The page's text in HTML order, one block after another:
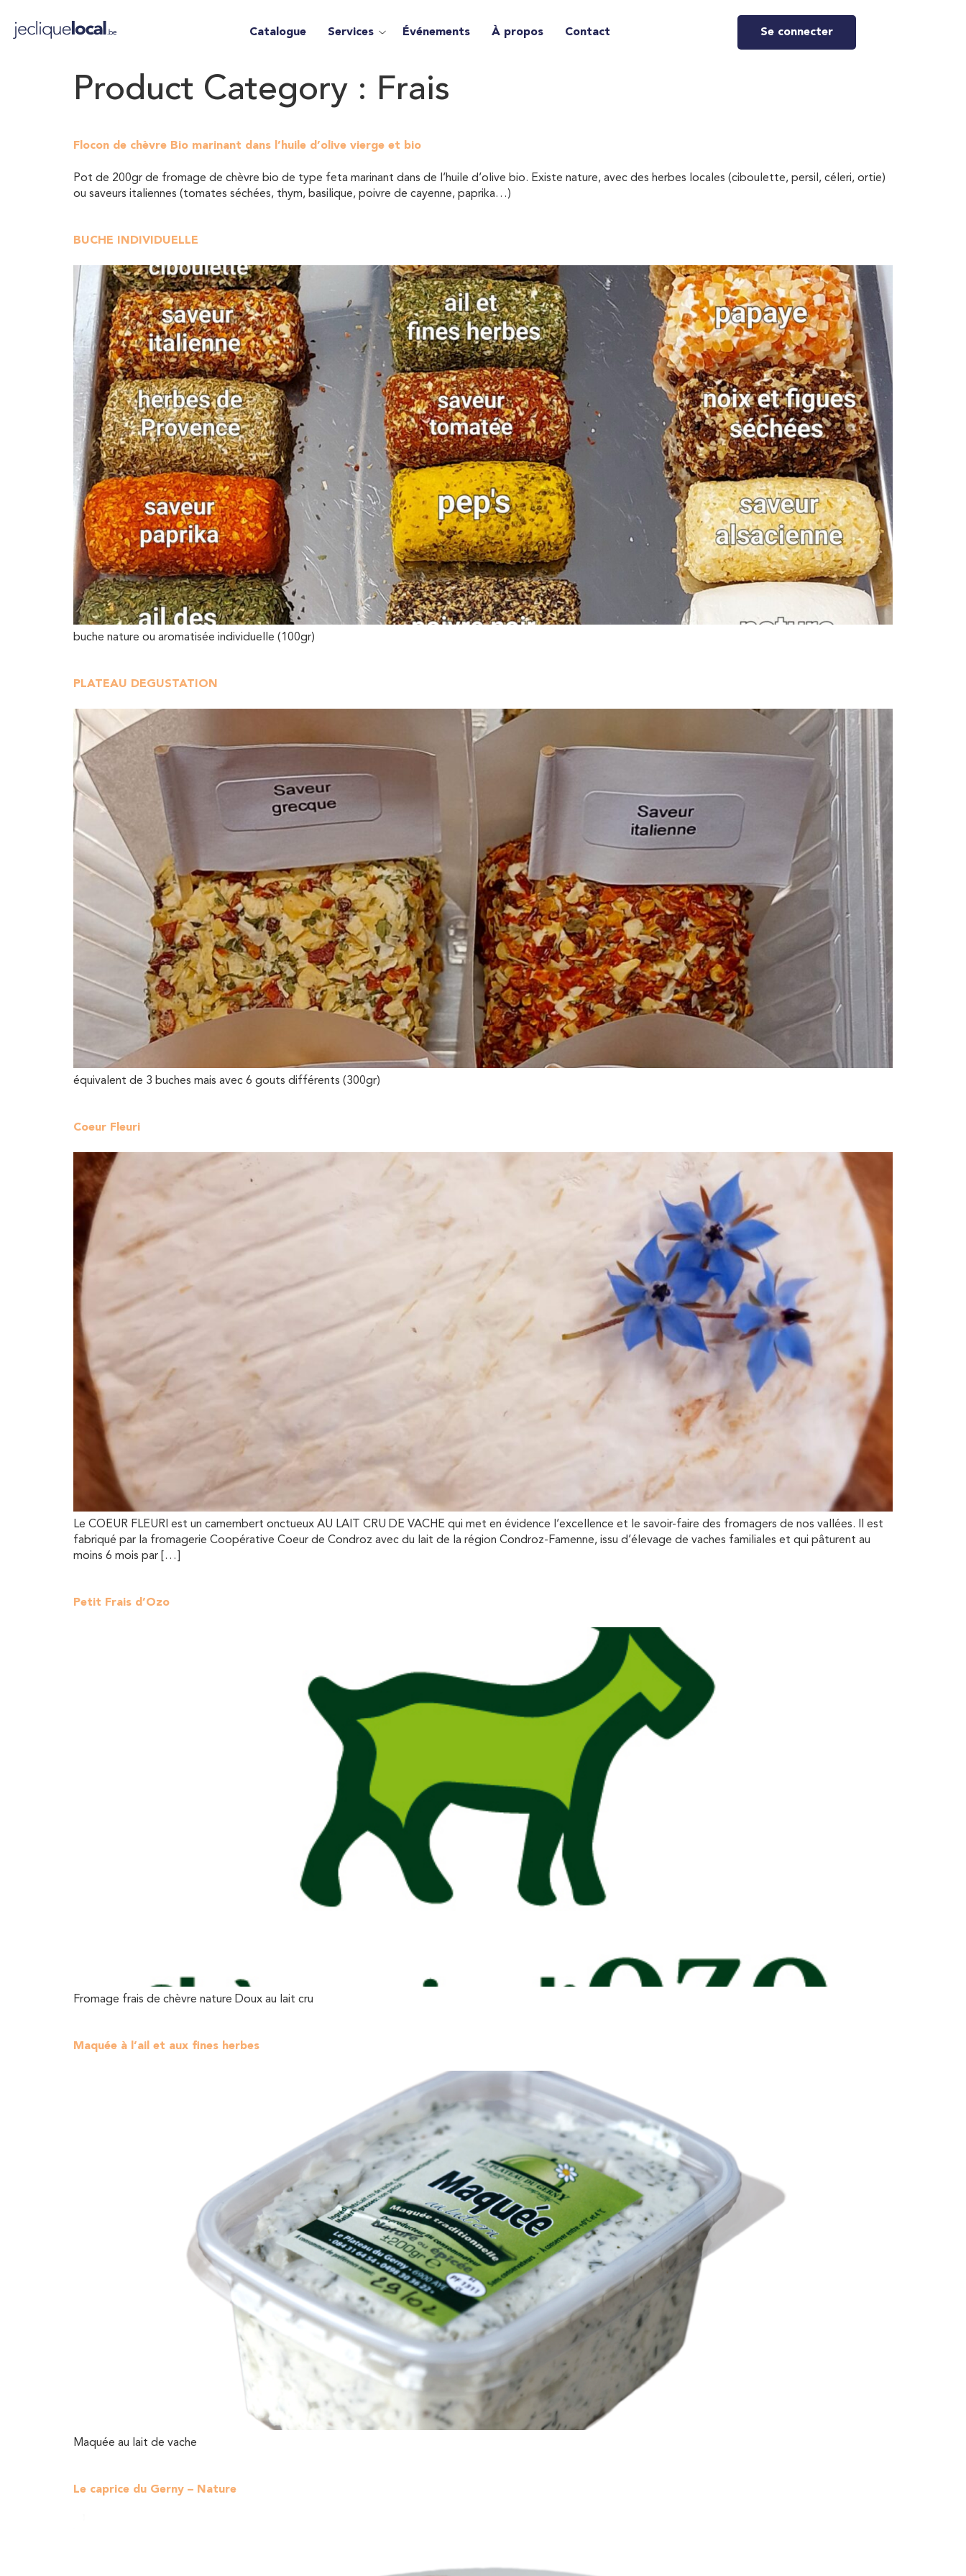
Catalogue Services Événements À propos Contact Se connecter
Product Category : Frais
Flocon de chèvre Bio marinant dans l’huile d’olive vierge et bio
Pot de 200gr de fromage de chèvre bio de type feta marinant dans de l’huile d’olive bio. Existe nature, avec des herbes locales (ciboulette, persil, céleri, ortie)
ou saveurs italiennes (tomates séchées, thym, basilique, poivre de cayenne, paprika…)
BUCHE INDIVIDUELLE
buche nature ou aromatisée individuelle (100gr)
PLATEAU DEGUSTATION
équivalent de 3 buches mais avec 6 gouts différents (300gr)
Coeur Fleuri
Le COEUR FLEURI est un camembert onctueux AU LAIT CRU DE VACHE qui met en évidence l’excellence et le savoir-faire des fromagers de nos vallées. Il est
fabriqué par la fromagerie Coopérative Coeur de Condroz avec du lait de la région Condroz-Famenne, issu d’élevage de vaches familiales et qui pâturent au
moins 6 mois par […]
Petit Frais d’Ozo
Fromage frais de chèvre nature Doux au lait cru
Maquée à l’ail et aux fines herbes
Maquée au lait de vache
Le caprice du Gerny – Nature